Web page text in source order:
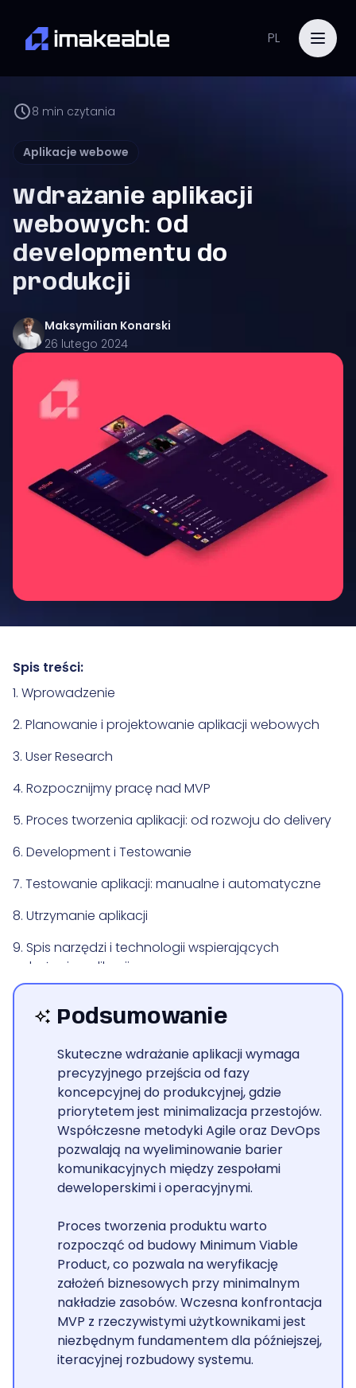
PL
8 min czytania
Aplikacje webowe
Wdrażanie aplikacji
webowych: Od
developmentu do
produkcji
Maksymilian Konarski
26 lutego 2024
Spis treści:
1. Wprowadzenie
2. Planowanie i projektowanie aplikacji webowych
3. User Research
4. Rozpocznijmy pracę nad MVP
5. Proces tworzenia aplikacji: od rozwoju do delivery
6. Development i Testowanie
7. Testowanie aplikacji: manualne i automatyczne
8. Utrzymanie aplikacji
9. Spis narzędzi i technologii wspierających
wdrażanie aplikacji
10.
Podsumowanie
Skuteczne wdrażanie aplikacji wymaga
precyzyjnego przejścia od fazy
koncepcyjnej do produkcyjnej, gdzie
priorytetem jest minimalizacja przestojów.
Współczesne metodyki Agile oraz DevOps
pozwalają na wyeliminowanie barier
komunikacyjnych między zespołami
deweloperskimi i operacyjnymi.
Proces tworzenia produktu warto
rozpocząć od budowy Minimum Viable
Product, co pozwala na weryfikację
założeń biznesowych przy minimalnym
nakładzie zasobów. Wczesna konfrontacja
MVP z rzeczywistymi użytkownikami jest
niezbędnym fundamentem dla późniejszej,
iteracyjnej rozbudowy systemu.